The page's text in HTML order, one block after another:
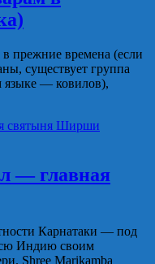
прежние времена (если
существует группа
языке — ковилов),
— главная
Карнатаки — под
Индию своим
Shree Marikamba